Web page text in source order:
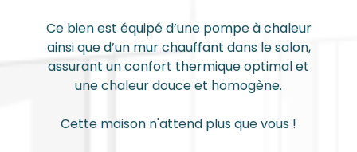
Ce bien est équipé d’une pompe à chaleur
ainsi que d’un mur chauffant dans le salon,
assurant un confort thermique optimal et
une chaleur douce et homogène.
Cette maison n'attend plus que vous !